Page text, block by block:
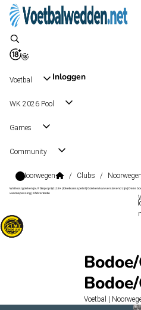
Inloggen
Voetbal
WK 2026 Pool
Games
Community
Noorwegen / Clubs / Noorwegen
Wat kost gokken jou? Stop op tijd | 18+ | loketkansspel.nl | Gokken kan verslavend zijn | Deze
van toepassing | #Advertentie
Voetbal |